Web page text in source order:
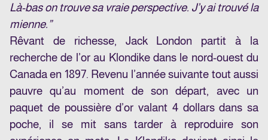
Là-bas on trouve sa vraie perspective. J’y ai trouvé la
mienne.”
Rêvant de richesse, Jack London partit à la
recherche de l’or au Klondike dans le nord-ouest du
Canada en 1897. Revenu l’année suivante tout aussi
pauvre qu’au moment de son départ, avec un
paquet de poussière d’or valant 4 dollars dans sa
poche, il se mit sans tarder à reproduire son